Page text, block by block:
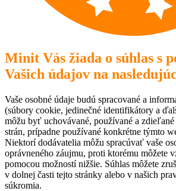
Minit Vás žiada o súhlas s
Vašich údajov na
Vaše osobné údaje budú spracované a
(súbory cookie, jedinečné identifikátory a
môžu byť uchovávané, používané a
strán, prípadne používané konkrétne týmto
Niektorí dodávatelia môžu spracúvať vaše
oprávneného záujmu, proti ktorému môžete
pomocou možností nižšie. Súhlas môžete
v dolnej časti tejto stránky alebo v našich
súkromia.